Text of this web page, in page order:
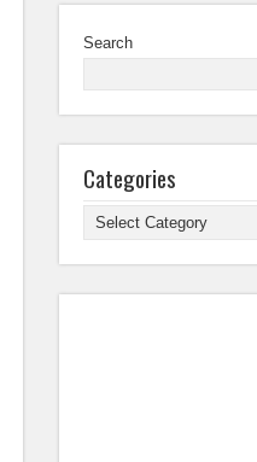
Search
Categories
Categories